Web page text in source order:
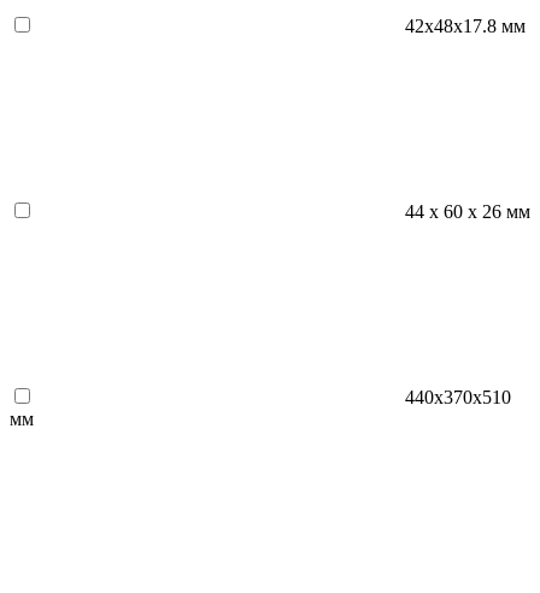
42х48х17.8 мм
44 x 60 x 26 мм
440x370x510
мм